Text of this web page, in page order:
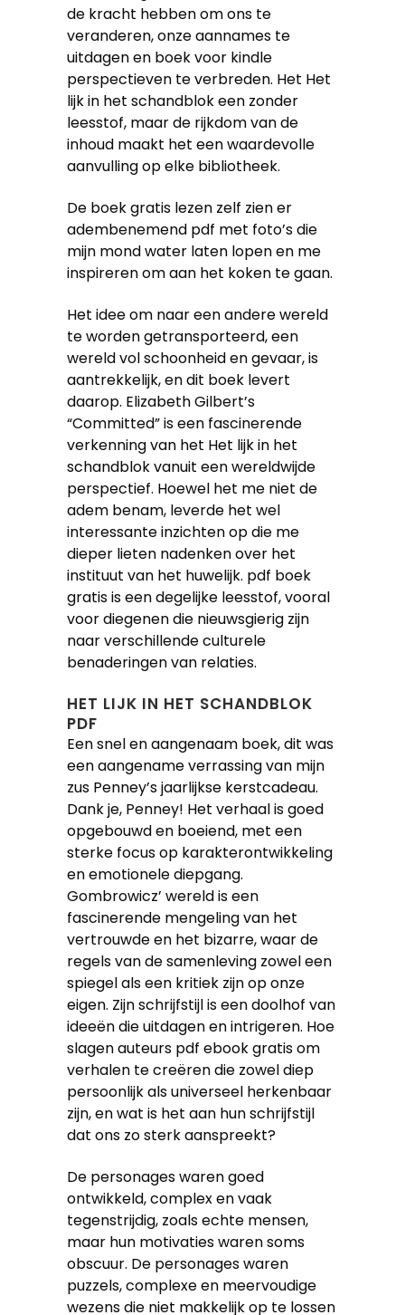
de kracht hebben om ons te
veranderen, onze aannames te
uitdagen en boek voor kindle
perspectieven te verbreden. Het Het
lijk in het schandblok een zonder
leesstof, maar de rijkdom van de
inhoud maakt het een waardevolle
aanvulling op elke bibliotheek.
De boek gratis lezen zelf zien er
adembenemend pdf met foto’s die
mijn mond water laten lopen en me
inspireren om aan het koken te gaan.
Het idee om naar een andere wereld
te worden getransporteerd, een
wereld vol schoonheid en gevaar, is
aantrekkelijk, en dit boek levert
daarop. Elizabeth Gilbert’s
“Committed” is een fascinerende
verkenning van het Het lijk in het
schandblok vanuit een wereldwijde
perspectief. Hoewel het me niet de
adem benam, leverde het wel
interessante inzichten op die me
dieper lieten nadenken over het
instituut van het huwelijk. pdf boek
gratis is een degelijke leesstof, vooral
voor diegenen die nieuwsgierig zijn
naar verschillende culturele
benaderingen van relaties.
HET LIJK IN HET SCHANDBLOK
PDF
Een snel en aangenaam boek, dit was
een aangename verrassing van mijn
zus Penney’s jaarlijkse kerstcadeau.
Dank je, Penney! Het verhaal is goed
opgebouwd en boeiend, met een
sterke focus op karakterontwikkeling
en emotionele diepgang.
Gombrowicz’ wereld is een
fascinerende mengeling van het
vertrouwde en het bizarre, waar de
regels van de samenleving zowel een
spiegel als een kritiek zijn op onze
eigen. Zijn schrijfstijl is een doolhof van
ideeën die uitdagen en intrigeren. Hoe
slagen auteurs pdf ebook gratis om
verhalen te creëren die zowel diep
persoonlijk als universeel herkenbaar
zijn, en wat is het aan hun schrijfstijl
dat ons zo sterk aanspreekt?
De personages waren goed
ontwikkeld, complex en vaak
tegenstrijdig, zoals echte mensen,
maar hun motivaties waren soms
obscuur. De personages waren
puzzels, complexe en meervoudige
wezens die niet makkelijk op te lossen